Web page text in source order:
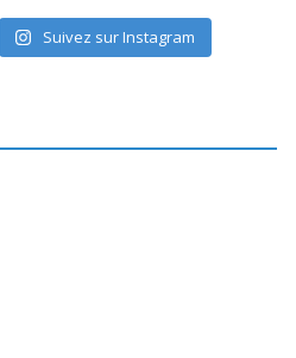
Suivez sur Instagram